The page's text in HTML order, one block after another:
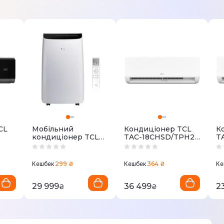
Мобільний
кондиціонер TCL
TAC-16CPB/NZWS
Кешбек 299 ₴
29 999₴
Кондиціонер TCL
TAC-18CHSD/TPH21I
Inverter R32 WI-FI
Кешбек364 ₴
36 499₴